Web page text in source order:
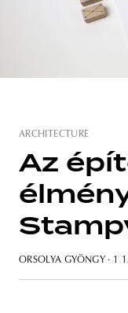
ARCHITECTURE
Az
ORSOLYA GYÖNGY · 1